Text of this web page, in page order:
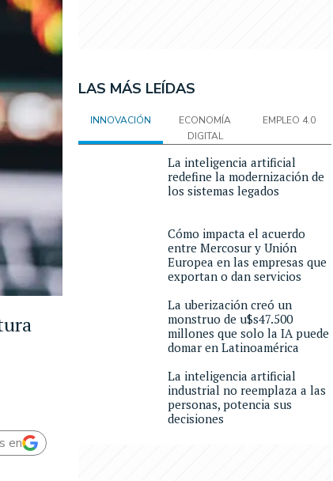
en
LAS MÁS LEÍDAS
INNOVACIÓN
ECONOMÍA
DIGITAL
EMPLEO 4.0
La inteligencia artificial
redefine la modernización de
los sistemas legados
Cómo impacta el acuerdo
entre Mercosur y Unión
Europea en las empresas que
exportan o dan servicios
La uberización creó un
monstruo de u$s47.500
millones que solo la IA puede
domar en Latinoamérica
La inteligencia artificial
industrial no reemplaza a las
personas, potencia sus
decisiones